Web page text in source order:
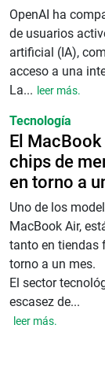
OpenAI ha
de usuarios
artificial (IA),
acceso a una
La... leer más.
Tecnología
El
chips de
en torno a
Uno de los
MacBook Air,
tanto en tiendas
torno a un mes.
El sector
escasez de...
leer más.